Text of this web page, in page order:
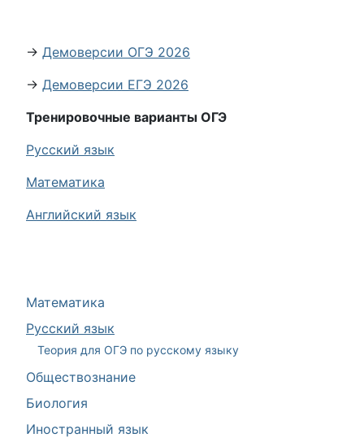
Математика
Русский язык
Теория для ОГЭ по русскому языку
Обществознание
Биология
Иностранный язык
→ Демоверсии ОГЭ 2026
→ Демоверсии ЕГЭ 2026
Тренировочные варианты ОГЭ
Русский язык
Математика
Английский язык